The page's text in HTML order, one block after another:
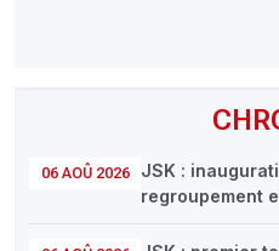
06 AOÛ 2026
JSK :
regroupement